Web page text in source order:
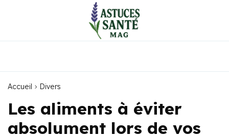
Accueil Divers
Les aliments à éviter
absolument lors de vos